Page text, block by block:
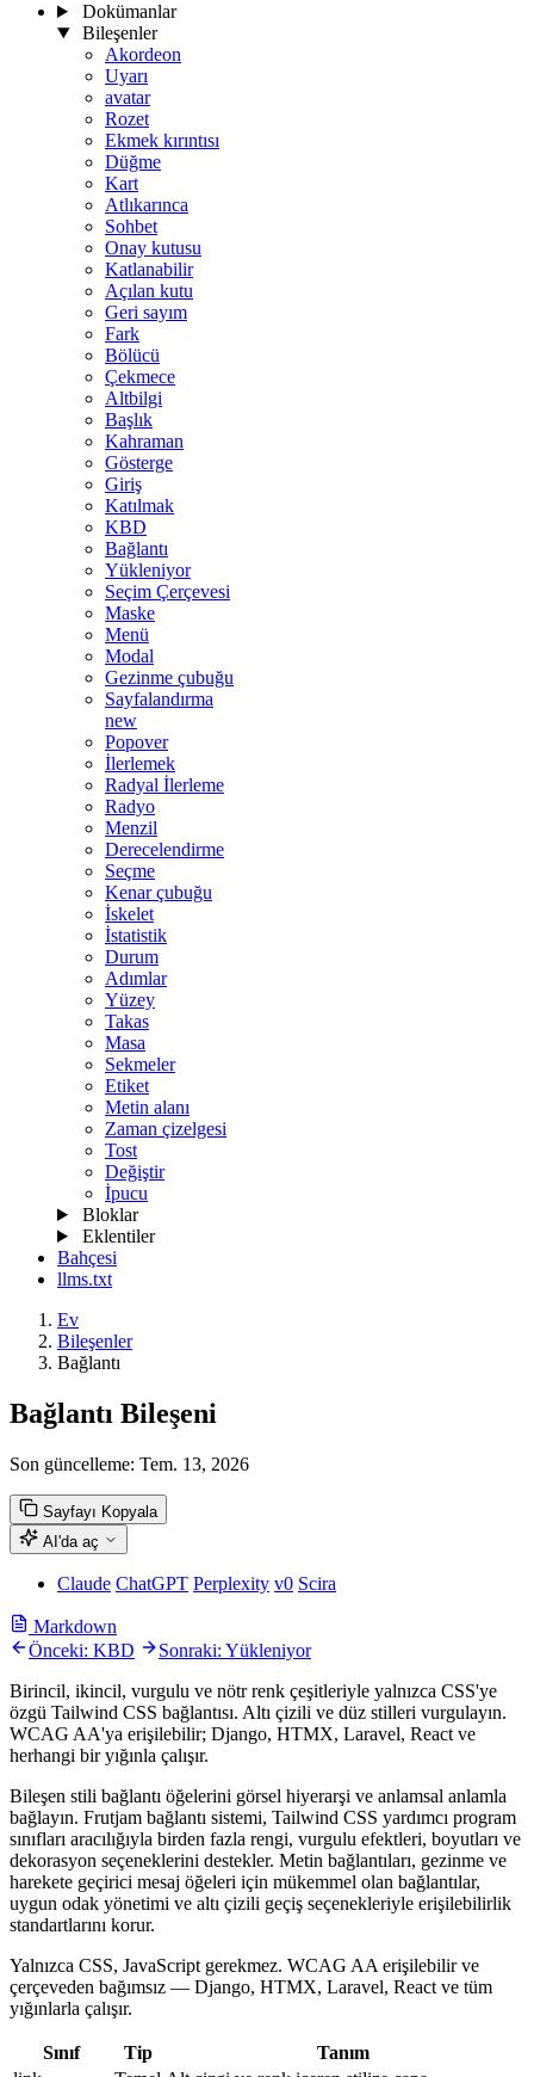
Dokümanlar
Bileşenler
Akordeon
Uyarı
avatar
Rozet
Ekmek kırıntısı
Düğme
Kart
Atlıkarınca
Sohbet
Onay kutusu
Katlanabilir
Açılan kutu
Geri sayım
Fark
Bölücü
Çekmece
Altbilgi
Başlık
Kahraman
Gösterge
Giriş
Katılmak
KBD
Bağlantı
Yükleniyor
Seçim Çerçevesi
Maske
Menü
Modal
Gezinme çubuğu
Sayfalandırma
new
Popover
İlerlemek
Radyal İlerleme
Radyo
Menzil
Derecelendirme
Seçme
Kenar çubuğu
İskelet
İstatistik
Durum
Adımlar
Yüzey
Takas
Masa
Sekmeler
Etiket
Metin alanı
Zaman çizelgesi
Tost
Değiştir
İpucu
Bloklar
Eklentiler
Bahçesi
llms.txt
Ev
Bileşenler
Bağlantı
Bağlantı Bileşeni
Son güncelleme: Tem. 13, 2026
Sayfayı Kopyala
AI'da aç
Claude ChatGPT Perplexity v0 Scira
Markdown
Önceki: KBD
Sonraki: Yükleniyor
Birincil, ikincil, vurgulu ve nötr renk çeşitleriyle yalnızca CSS'ye
özgü Tailwind CSS bağlantısı. Altı çizili ve düz stilleri vurgulayın.
WCAG AA'ya erişilebilir; Django, HTMX, Laravel, React ve
herhangi bir yığınla çalışır.
Bileşen stili bağlantı öğelerini görsel hiyerarşi ve anlamsal anlamla
bağlayın. Frutjam bağlantı sistemi, Tailwind CSS yardımcı program
sınıfları aracılığıyla birden fazla rengi, vurgulu efektleri, boyutları ve
dekorasyon seçeneklerini destekler. Metin bağlantıları, gezinme ve
harekete geçirici mesaj öğeleri için mükemmel olan bağlantılar,
uygun odak yönetimi ve altı çizili geçiş seçenekleriyle erişilebilirlik
standartlarını korur.
Yalnızca CSS, JavaScript gerekmez. WCAG AA erişilebilir ve
çerçeveden bağımsız — Django, HTMX, Laravel, React ve tüm
yığınlarla çalışır.
Sınıf Tip
Tanım